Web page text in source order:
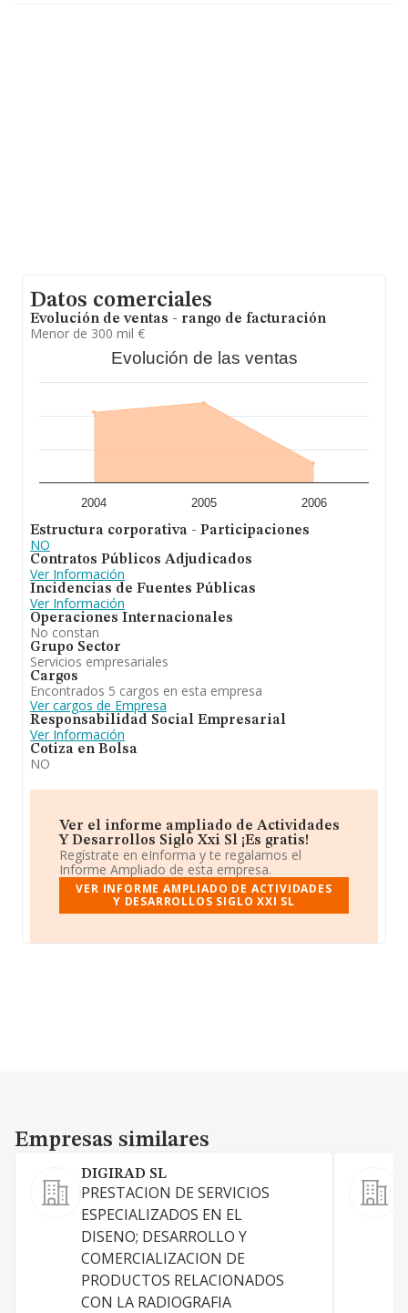
Datos comerciales
Evolución de ventas - rango de facturación
Menor de 300 mil €
Evolución de las ventas
2004 2005 2006
Estructura corporativa - Participaciones
NO
Contratos Públicos Adjudicados
Ver Información
Incidencias de Fuentes Públicas
Ver Información
Operaciones Internacionales
No constan
Grupo Sector
Servicios empresariales
Cargos
Encontrados 5 cargos en esta empresa
Ver cargos de Empresa
Responsabilidad Social Empresarial
Ver Información
Cotiza en Bolsa
NO
Ver el informe ampliado de Actividades
Y Desarrollos Siglo Xxi Sl ¡Es gratis!
Regístrate en eInforma y te regalamos el
Informe Ampliado de esta empresa.
VER INFORME AMPLIADO DE ACTIVIDADES
Y DESARROLLOS SIGLO XXI SL
Empresas similares
Empresas similares
DIGIRAD SL
PRESTACION DE SERVICIOS
ESPECIALIZADOS EN EL
DISENO; DESARROLLO Y
COMERCIALIZACION DE
PRODUCTOS RELACIONADOS
CON LA RADIOGRAFIA